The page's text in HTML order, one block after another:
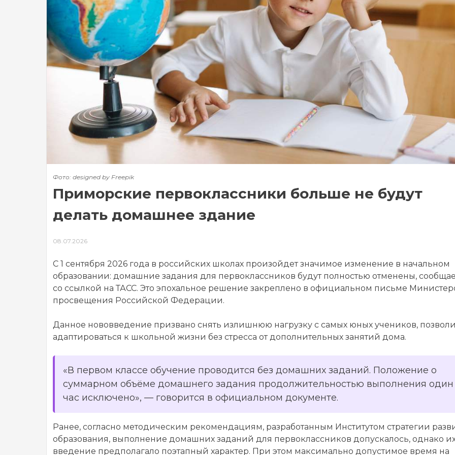
Фото: designed by Freepik
Приморские первоклассники больше не будут
делать домашнее здание
08.07.2026
С 1 сентября 2026 года в российских школах произойдет значимое изменение в начальном
образовании: домашние задания для первоклассников будут полностью отменены,
со ссылкой на ТАСС. Это эпохальное решение закреплено в официальном письме
просвещения Российской Федерации.
Данное нововведение призвано снять излишнюю нагрузку с самых юных учеников,
адаптироваться к школьной жизни без стресса от дополнительных занятий дома.
«В первом классе обучение проводится без домашних заданий. Положение о
суммарном объёме домашнего задания продолжительностью выполнения один
час исключено», — говорится в официальном документе.
Ранее, согласно методическим рекомендациям, разработанным Институтом стратегии
образования, выполнение домашних заданий для первоклассников допускалось, однако
введение предполагало поэтапный характер. При этом максимально допустимое время на